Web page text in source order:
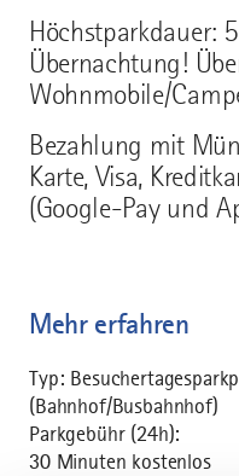
Höchstparkdauer:
Übernachtung!
Wohnmobile/
Bezahlung mit
Karte, Visa,
(Google-Pay und
Mehr erfahren
Typ:
(Bahnhof/Busbahnhof)
Parkgebühr (24h):
30 Minuten kostenlos